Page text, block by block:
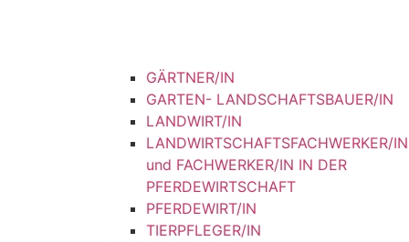
GÄRTNER/IN
GARTEN- LANDSCHAFTSBAUER/IN
LANDWIRT/IN
LANDWIRTSCHAFTSFACHWERKER/IN
und FACHWERKER/IN IN DER
PFERDEWIRTSCHAFT
PFERDEWIRT/IN
TIERPFLEGER/IN